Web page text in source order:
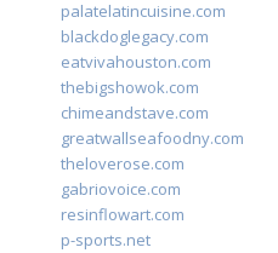
palatelatincuisine.com
blackdoglegacy.com
eatvivahouston.com
thebigshowok.com
chimeandstave.com
greatwallseafoodny.com
theloverose.com
gabriovoice.com
resinflowart.com
p-sports.net